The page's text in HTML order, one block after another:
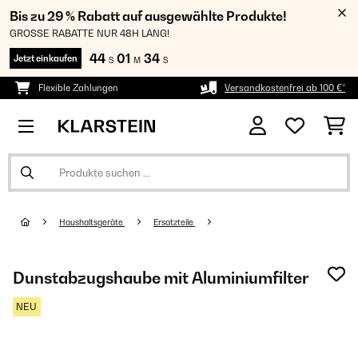
Bis zu 29 % Rabatt auf ausgewählte Produkte!
GROSSE RABATTE NUR 48H LANG!
Jetzt einkaufen 44 S 01 M 34 S
Flexible Zahlungen Versandkostenfrei ab 100 €*
Haushaltsgeräte Ersatzteile
Dunstabzugshaube mit Aluminiumfilter
NEU